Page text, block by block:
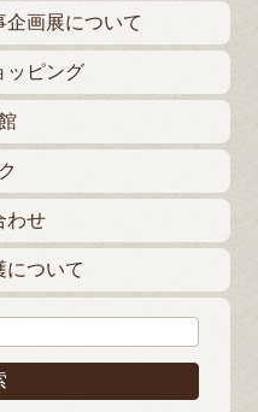
画展について
ッピング
わせ
について